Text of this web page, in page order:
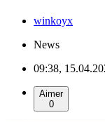
winkoyx
News
09:38,
Aimer
0